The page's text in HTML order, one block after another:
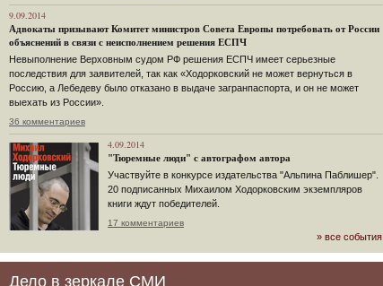
9.09.2014
Адвокаты призывают Комитет министров Совета Европы потребовать от России
объяснений в связи с неисполнением решения ЕСПЧ
Невыполнение Верховным судом РФ решения ЕСПЧ имеет серьезные
последствия для заявителей, так как «Ходорковский не может вернуться в
Россию, а Лебедеву было отказано в выдаче загранпаспорта, и он не может
выехать из России».
36 комментариев
4.09.2014
"Тюремные люди" с автографом автора
Участвуйте в конкурсе издательства "Альпина Паблишер".
20 подписанных Михаилом Ходорковским экземпляров
книги ждут победителей.
17 комментариев
» все события
Дело в зеркале СМИ